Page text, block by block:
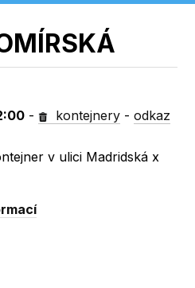
- kontejnery -odkaz
v ulici Madridská x